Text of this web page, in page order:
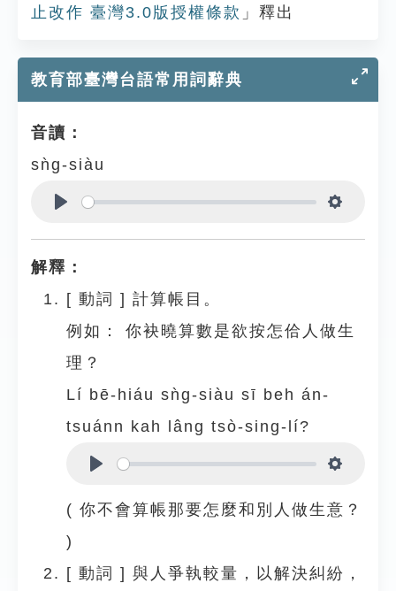
止改作 臺灣3.0版授權條款 」釋出
教育部臺灣台語常用詞辭典
音讀：
sǹg-siàu
解釋：
[ 動詞 ] 計算帳目。
例如：
你袂曉算數是欲按怎佮人做生
理？
Lí bē-hiáu sǹg-siàu sī beh án-
tsuánn kah lâng tsò-sing-lí?
( 你不會算帳那要怎麼和別人做生意？
)
[ 動詞 ] 與人爭執較量，以解決糾紛，